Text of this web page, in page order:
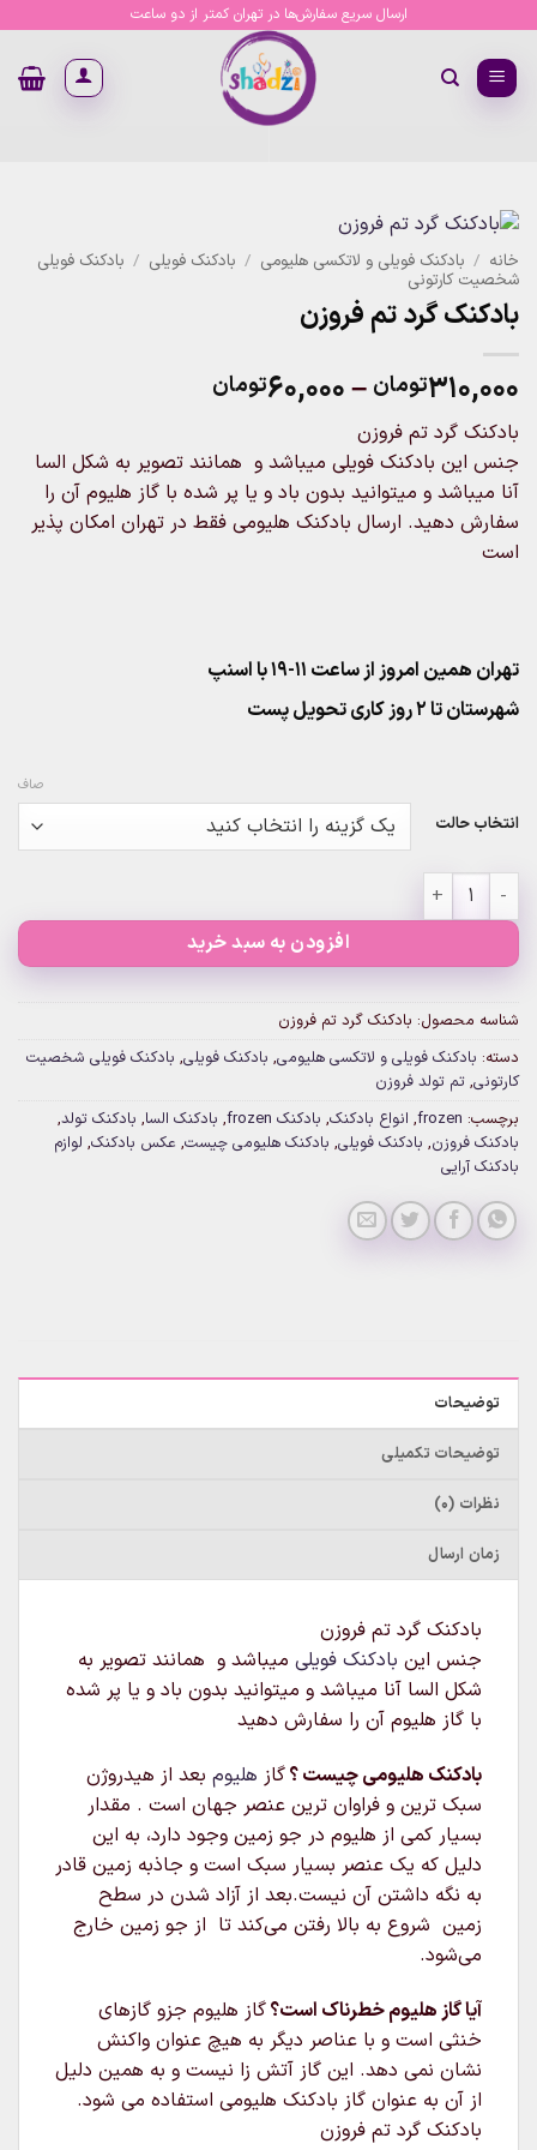
content
ارسال سریع سفارش‌ها در تهران کمتر از دو ساعت
خانه / بادکنک فویلی و لاتکسی هلیومی / بادکنک فویلی / بادکنک فویلی
شخصیت کارتونی
بادکنک گرد تم فروزن
۳۱۰,۰۰۰تومان –۶۰,۰۰۰تومان
۶۰,۰۰۰تومان
through
۳۱۰,۰۰۰تومان
بادکنک گرد تم فروزن
جنس این بادکنک فویلی میباشد و همانند تصویر به شکل السا
آنا میباشد و میتوانید بدون باد و یا پر شده با گاز هلیوم آن را
سفارش دهید. ارسال بادکنک هلیومی فقط در تهران امکان پذیر
است
تهران همین امروز از ساعت ۱۱-۱۹ با اسنپ
شهرستان تا 2 روز کاری تحویل پست
انتخاب حالت
صاف
بادکنک گرد تم فروزن عدد
افزودن به سبد خرید
شناسه محصول: بادکنک گرد تم فروزن
دسته: بادکنک فویلی و لاتکسی هلیومی, بادکنک فویلی, بادکنک فویلی شخصیت
کارتونی, تم تولد فروزن
برچسب: frozen
, انواع بادکنک, بادکنک frozen , بادکنک السا, بادکنک تولد,
بادکنک فروزن, بادکنک فویلی, بادکنک هلیومی چیست, عکس بادکنک, لوازم
بادکنک آرایی
توضیحات
توضیحات تکمیلی
نظرات (0)
زمان ارسال
بادکنک گرد تم فروزن
جنس این بادکنک فویلی میباشد و همانند تصویر به
شکل السا آنا میباشد و میتوانید بدون باد و یا پر شده
با گاز هلیوم آن را سفارش دهید
بادکنک هلیومی چیست ؟گاز هلیوم بعد از هیدروژن
سبک‌ ترین و فراوان‌ ترین عنصر جهان است . مقدار
بسیار کمی از هلیوم در جو زمین وجود دارد، به این
دلیل که یک عنصر بسیار سبک است و جاذبه زمین قادر
به نگه داشتن آن نیست.بعد از آزاد شدن در سطح
زمین شروع به بالا رفتن می‌کند تا از جو زمین خارج
می‌شود.
آیا گاز هلیوم خطرناک است؟گاز هلیوم جزو گازهای
خنثی است و با عناصر دیگر به هیچ عنوان واکنش
نشان نمی دهد. این گاز آتش زا نیست و به همین دلیل
از آن به عنوان گاز بادکنک هلیومی استفاده می شود.
بادکنک گرد تم فروزن